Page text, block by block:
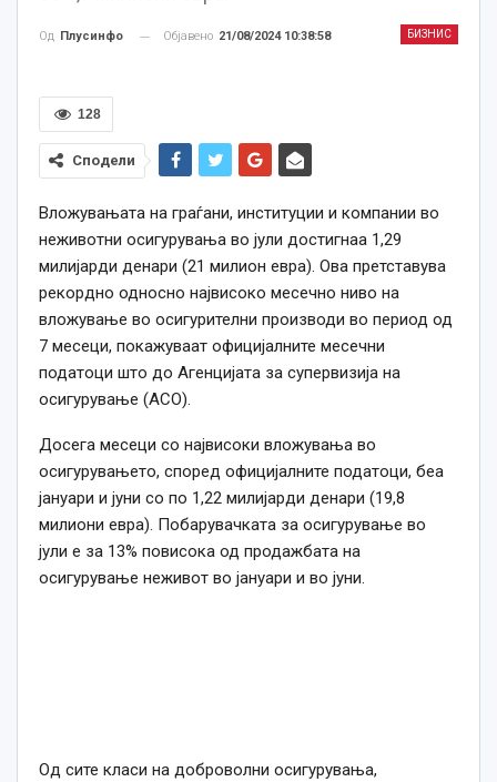
БИЗНИС
Од Плусинфо Објавено 21/08/2024 10:38:58
128
Сподели
Вложувањата на граѓани, институции и компании во
неживотни осигурувања во јули достигнаа 1,29
милијарди денари (21 милион евра). Ова претставува
рекордно односно највисоко месечно ниво на
вложување во осигурителни производи во период од
7 месеци, покажуваат официјалните месечни
податоци што до Агенцијата за супервизија на
осигурување (АСО).
Досега месеци со највисоки вложувања во
осигурувањето, според официјалните податоци, беа
јануари и јуни со по 1,22 милијарди денари (19,8
милиони евра). Побарувачката за осигурување во
јули е за 13% повисока од продажбата на
осигурување неживот во јануари и во јуни.
Од сите класи на доброволни осигурувања,